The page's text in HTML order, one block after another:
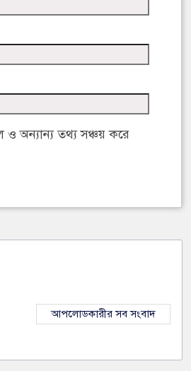
অন্যান্য তথ্য সঞ্চয় করে
আপলোডকারীর সব সংবাদ